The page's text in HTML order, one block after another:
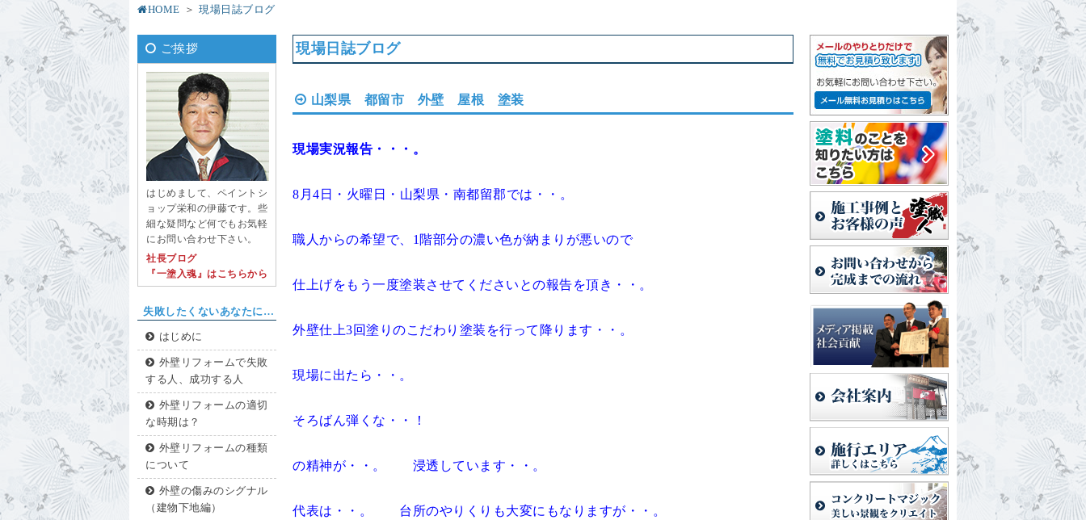
HOME 現場日誌ブログ
ご挨拶
はじめまして、ペイントシ
ョップ栄和の伊藤です。些
細な疑問など何でもお気軽
にお問い合わせ下さい。
社長ブログ
『一塗入魂』はこちらから
失敗したくないあなたに…
はじめに
外壁リフォームで失敗
する人、成功する人
外壁リフォームの適切
な時期は？
外壁リフォームの種類
について
外壁の傷みのシグナル
（建物下地編）
現場日誌ブログ
山梨県 都留市 外壁 屋根 塗装
現場実況報告・・・。
8月4日・火曜日・山梨県・南都留郡では・・。
職人からの希望で、1階部分の濃い色が納まりが悪いので
仕上げをもう一度塗装させてくださいとの報告を頂き・・。
外壁仕上3回塗りのこだわり塗装を行って降ります・・。
現場に出たら・・。
そろばん弾くな・・！
の精神が・・。 浸透しています・・。
代表は・・。 台所のやりくりも大変にもなりますが・・。